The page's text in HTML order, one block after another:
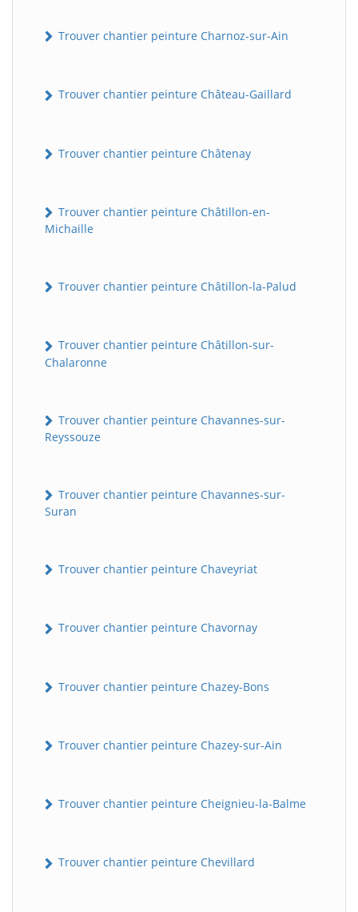
Trouver chantier peinture Charnoz-sur-Ain
Trouver chantier peinture Château-Gaillard
Trouver chantier peinture Châtenay
Trouver chantier peinture Châtillon-en-
Michaille
Trouver chantier peinture Châtillon-la-Palud
Trouver chantier peinture Châtillon-sur-
Chalaronne
Trouver chantier peinture Chavannes-sur-
Reyssouze
Trouver chantier peinture Chavannes-sur-
Suran
Trouver chantier peinture Chaveyriat
Trouver chantier peinture Chavornay
Trouver chantier peinture Chazey-Bons
Trouver chantier peinture Chazey-sur-Ain
Trouver chantier peinture Cheignieu-la-Balme
Trouver chantier peinture Chevillard